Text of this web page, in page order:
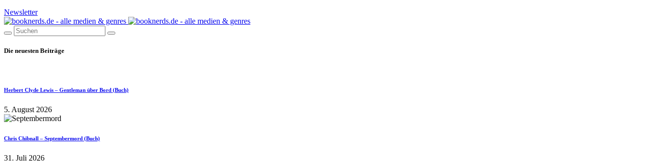
Newsletter
Die neuesten Beiträge
Herbert Clyde Lewis – Gentleman über Bord (Buch)
5. August 2026
Chris Chibnall – Septembermord (Buch)
31. Juli 2026